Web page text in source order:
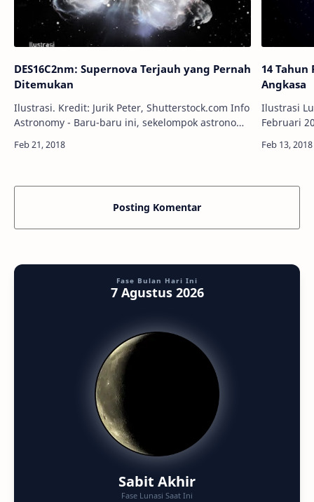
DES16C2nm: Supernova Terjauh yang Pernah
Ditemukan
Ilustrasi. Kredit: Jurik Peter, Shutterstock.com Info
Astronomy - Baru-baru ini, sekelompok astronom
paling jauh yang pernah…
14
Angkasa
Ilustrasi Lucy.
Februari
Lucy,
Posting Komentar
Fase Bulan Hari Ini
7 Agustus 2026
Sabit Akhir
Fase Lunasi Saat Ini